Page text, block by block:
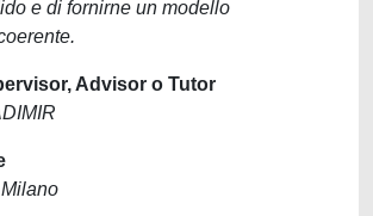
e di fornirne un modello
Advisor o Tutor